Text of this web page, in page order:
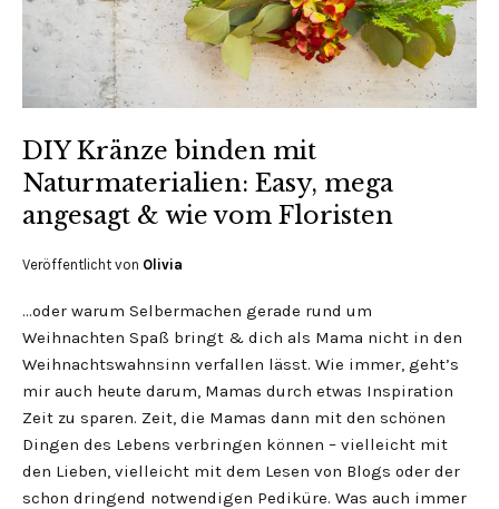
DIY Kränze binden mit
Naturmaterialien: Easy, mega
angesagt & wie vom Floristen
Veröffentlicht von Olivia
…oder warum Selbermachen gerade rund um
Weihnachten Spaß bringt & dich als Mama nicht in den
Weihnachtswahnsinn verfallen lässt. Wie immer, geht’s
mir auch heute darum, Mamas durch etwas Inspiration
Zeit zu sparen. Zeit, die Mamas dann mit den schönen
Dingen des Lebens verbringen können – vielleicht mit
den Lieben, vielleicht mit dem Lesen von Blogs oder der
schon dringend notwendigen Pediküre. Was auch immer